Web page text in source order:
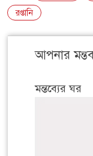
রপ্তানি
আপনার
মন্তব্যের ঘর